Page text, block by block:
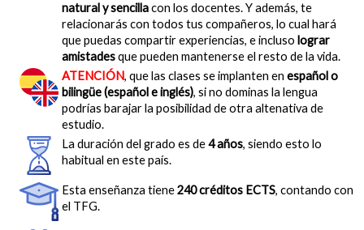
natural y sencillacon los docentes. Y además, te
relacionarás con todos tus compañeros, lo cual hará
que puedas compartir experiencias, e incluso lograr
amistadesque pueden mantenerse el resto de la vida.
ATENCIÓN, que las clases se implanten en español o
bilingüe (español e inglés), si no dominas la lengua
podrías barajar la posibilidad de otra altenativa de
estudio.
La duración del grado es de4 años, siendo esto lo
habitual en este país.
Esta enseñanza tiene240 créditos ECTS, contando con
el TFG.